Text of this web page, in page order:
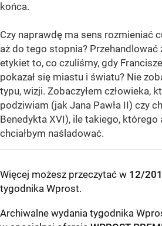
końca.
Czy naprawdę ma sens rozmieniać
aż do tego stopnia?
etykiet to, co czuliśmy, gdy
pokazał się miastu i światu? Nie
typu, wizji. Zobaczyłem człowieka,
podziwiam (jak Jana Pawła II) czy
Benedykta XVI), ile takiego, którego
chciałbym naśladować.
Więcej możesz przeczytać w 12/
tygodnika Wprost.
Archiwalne wydania tygodnika